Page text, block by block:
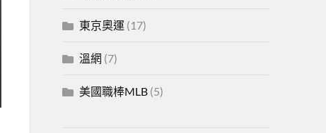
東京奧運 (17)
溫網 (7)
美國職棒MLB(5)